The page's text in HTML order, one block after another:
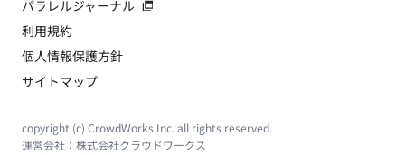
パラレルジャーナル
利用規約
個人情報保護方針
サイトマップ
copyright (c) CrowdWorks Inc. all rights reserved.
運営会社： 株式会社クラウドワークス